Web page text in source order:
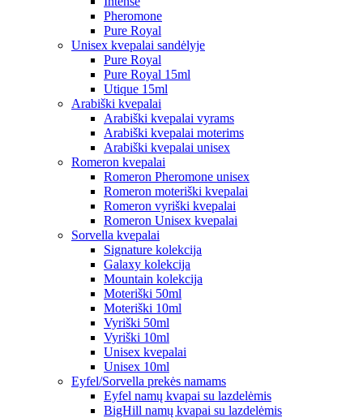
Pheromone
Pure Royal
Unisex kvepalai sandėlyje
Pure Royal
Pure Royal 15ml
Utique 15ml
Arabiški kvepalai
Arabiški kvepalai vyrams
Arabiški kvepalai moterims
Arabiški kvepalai unisex
Romeron kvepalai
Romeron Pheromone unisex
Romeron moteriški kvepalai
Romeron vyriški kvepalai
Romeron Unisex kvepalai
Sorvella kvepalai
Signature kolekcija
Galaxy kolekcija
Mountain kolekcija
Moteriški 50ml
Moteriški 10ml
Vyriški 50ml
Vyriški 10ml
Unisex kvepalai
Unisex 10ml
Eyfel/Sorvella prekės namams
Eyfel namų kvapai su lazdelėmis
BigHill namų kvapai su lazdelėmis